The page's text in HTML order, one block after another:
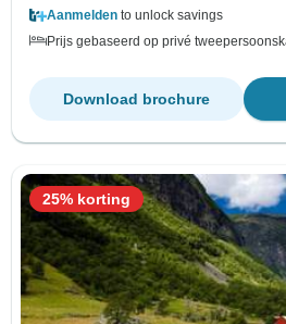
Aanmelden to unlock savings
Prijs gebaseerd op privé
Download brochure
25% korting